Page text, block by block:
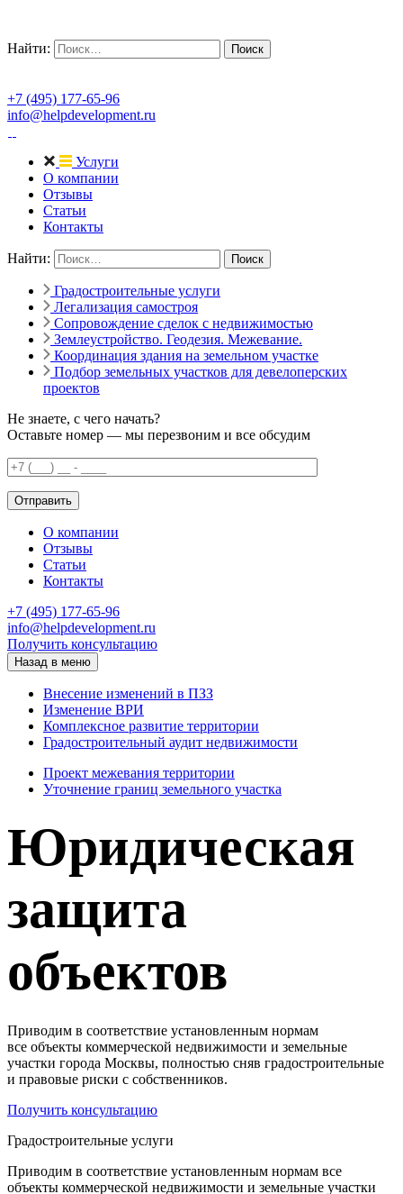
Найти:
+7 (495) 177-65-96
info@helpdevelopment.ru
Услуги
О компании
Отзывы
Статьи
Контакты
Найти:
Градостроительные услуги
Легализация самостроя
Сопровождение сделок с недвижимостью
Землеустройство. Геодезия. Межевание.
Координация здания на земельном участке
Подбор земельных участков для девелоперских
проектов
Не знаете, с чего начать?
Оставьте номер — мы перезвоним и все обсудим
О компании
Отзывы
Статьи
Контакты
+7 (495) 177-65-96
info@helpdevelopment.ru
Получить консультацию
Назад в меню
Внесение изменений в ПЗЗ
Изменение ВРИ
Комплексное развитие территории
Градостроительный аудит недвижимости
Проект межевания территории
Уточнение границ земельного участка
Юридическая
защита
объектов
Приводим в соответствие установленным нормам
все объекты коммерческой недвижимости и земельные
участки города Москвы, полностью сняв градостроительные
и правовые риски с собственников.
Получить консультацию
Градостроительные услуги
Приводим в соответствие установленным нормам все
объекты коммерческой недвижимости и земельные участки